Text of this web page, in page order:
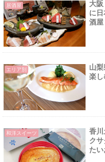
居酒屋
大
に
酒屋
エリア別
山
楽し
和洋スイーツ
香川
ク
たい